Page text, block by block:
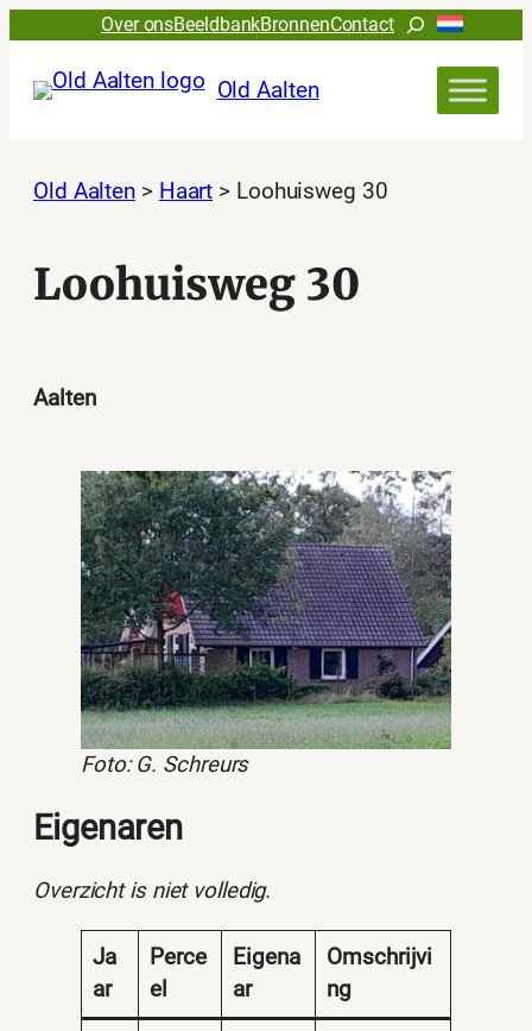
Over onsBeeldbankBronnenContactZoeken
Old Aalten
Old Aalten > Haart > Loohuisweg 30
Loohuisweg 30
Aalten
Foto: G. Schreurs
Eigenaren
Overzicht is niet volledig.
Ja
ar
Perce
el
Eigena
ar
Omschrijvi
ng